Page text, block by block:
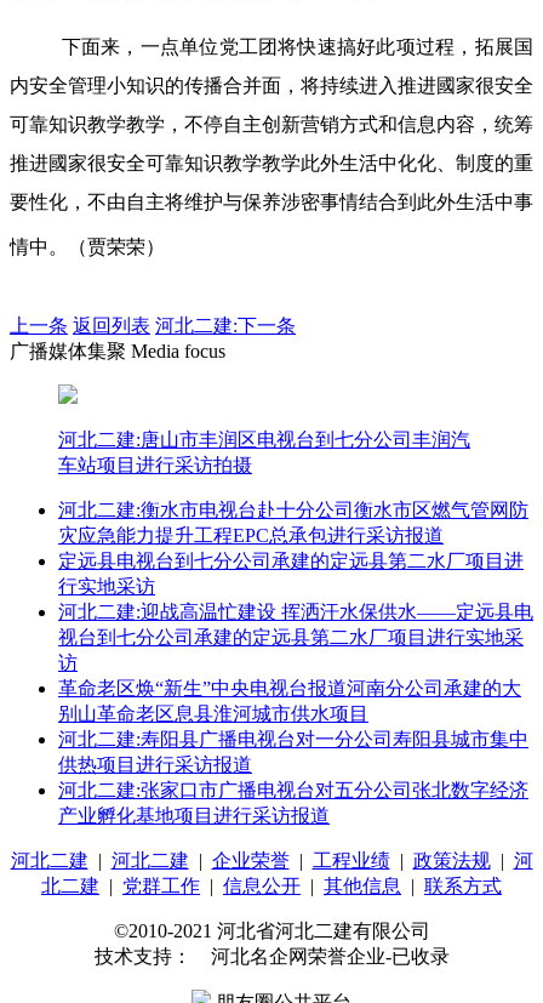
下面来，一点单位党工团将快速搞好此项过程，拓展国
内安全管理小知识的传播合并面，将持续进入推进國家很安全
可靠知识教学教学，不停自主创新营销方式和信息内容，统筹
推进國家很安全可靠知识教学教学此外生活中化化、制度的重
要性化，不由自主将维护与保养涉密事情结合到此外生活中事
情中。（贾荣荣）
上一条 返回列表 河北二建:下一条
广播媒体集聚 Media focus
河北二建:唐山市丰润区电视台到七分公司丰润汽
车站项目进行采访拍摄
河北二建:衡水市电视台赴十分公司衡水市区燃气管网防
灾应急能力提升工程EPC总承包进行采访报道
定远县电视台到七分公司承建的定远县第二水厂项目进
行实地采访
河北二建:迎战高温忙建设 挥洒汗水保供水——定远县电
视台到七分公司承建的定远县第二水厂项目进行实地采
访
革命老区焕“新生”中央电视台报道河南分公司承建的大
别山革命老区息县淮河城市供水项目
河北二建:寿阳县广播电视台对一分公司寿阳县城市集中
供热项目进行采访报道
河北二建:张家口市广播电视台对五分公司张北数字经济
产业孵化基地项目进行采访报道
河北二建 | 河北二建 | 企业荣誉| 工程业绩| 政策法规| 河
北二建 | 党群工作 | 信息公开 | 其他信息 | 联系方式
©2010-2021 河北省河北二建有限公司
技术支持： 河北名企网荣誉企业-已收录